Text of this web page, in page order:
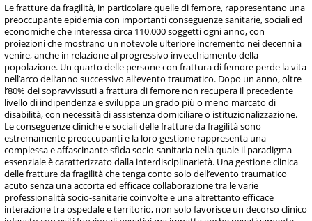
Le fratture da fragilità, in particolare quelle di femore, rappresentano una
preoccupante epidemia con importanti conseguenze sanitarie, sociali ed
economiche che interessa circa 110.000 soggetti ogni anno, con
proiezioni che mostrano un notevole ulteriore incremento nei decenni a
venire, anche in relazione al progressivo invecchiamento della
popolazione. Un quarto delle persone con frattura di femore perde la vita
nell’arco dell’anno successivo all’evento traumatico. Dopo un anno, oltre
l’80% dei sopravvissuti a frattura di femore non recupera il precedente
livello di indipendenza e sviluppa un grado più o meno marcato di
disabilità, con necessità di assistenza domiciliare o istituzionalizzazione.
Le conseguenze cliniche e sociali delle fratture da fragilità sono
estremamente preoccupanti e la loro gestione rappresenta una
complessa e affascinante sfida socio-sanitaria nella quale il paradigma
essenziale è caratterizzato dalla interdisciplinarietà. Una gestione clinica
delle fratture da fragilità che tenga conto solo dell’evento traumatico
acuto senza una accorta ed efficace collaborazione tra le varie
professionalità socio-sanitarie coinvolte e una altrettanto efficace
interazione tra ospedale e territorio, non solo favorisce un decorso clinico